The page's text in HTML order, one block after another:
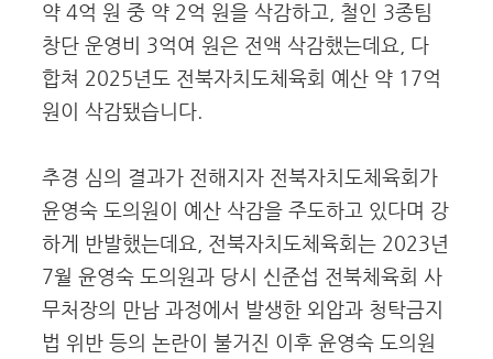
약 4억 원 중 약 2억 원을 삭감하고, 철인 3종팀
창단 운영비 3억여 원은 전액 삭감했는데요, 다
합쳐 2025년도 전북자치도체육회 예산 약 17억
원이 삭감됐습니다.
추경 심의 결과가 전해지자 전북자치도체육회가
윤영숙 도의원이 예산 삭감을 주도하고 있다며 강
하게 반발했는데요, 전북자치도체육회는 2023년
7월 윤영숙 도의원과 당시 신준섭 전북체육회 사
무처장의 만남 과정에서 발생한 외압과 청탁금지
법 위반 등의 논란이 불거진 이후 윤영숙 도의원